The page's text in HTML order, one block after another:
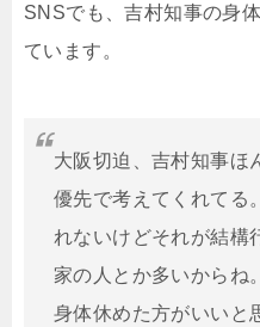
SNSでも、吉村知事の身
ています。
大阪切迫、吉村知事ほ
優先で考えてくれてる
れないけどそれが結構
家の人とか多いからね
身体休めた方がいいと